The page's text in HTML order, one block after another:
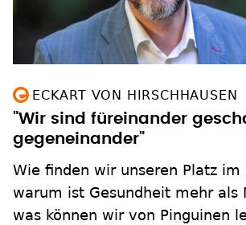
ECKART VON HIRSCHHAUSEN
"Wir sind füreinander
gegeneinander"
Wie finden wir unseren Platz im
warum ist Gesundheit mehr als
was können wir von Pinguinen